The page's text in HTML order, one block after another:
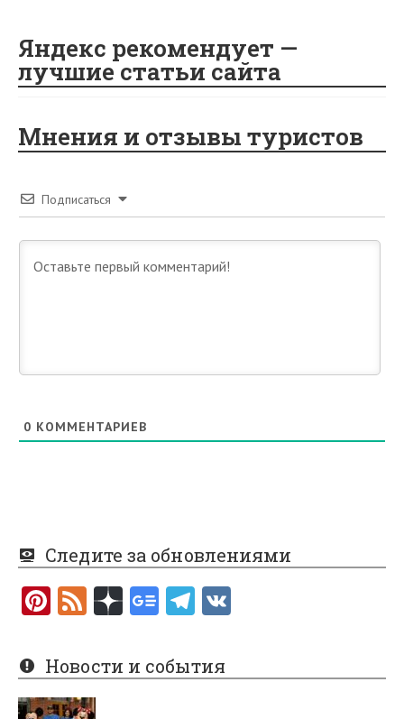
Яндекс рекомендует —
лучшие статьи сайта
Мнения и отзывы туристов
Подписаться
0 КОММЕНТАРИЕВ
Следите за обновлениями
Pi
er
es
F
e
d
Новости и события